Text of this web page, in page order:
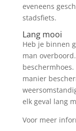
eveneens
stadsfiets.
Lang mooi
Heb je binnen
man
manier
elk geval lang
Voor meer